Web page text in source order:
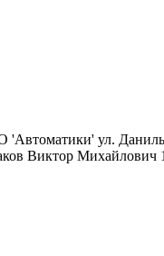
ул.
Виктор